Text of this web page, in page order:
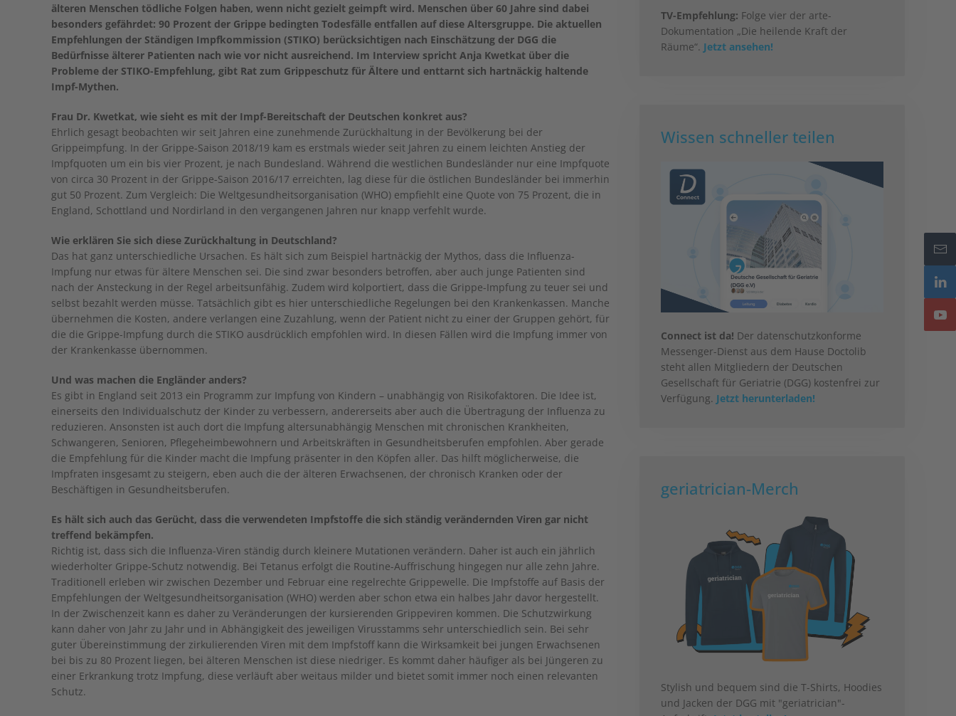
älteren Menschen tödliche Folgen haben, wenn nicht gezielt geimpft wird. Menschen über 60 Jahre sind dabei
besonders gefährdet: 90 Prozent der Grippe bedingten Todesfälle entfallen auf diese Altersgruppe. Die aktuellen
Empfehlungen der Ständigen Impfkommission (STIKO) berücksichtigen nach Einschätzung der DGG die
Bedürfnisse älterer Patienten nach wie vor nicht ausreichend. Im Interview spricht Anja Kwetkat über die
Probleme der STIKO-Empfehlung, gibt Rat zum Grippeschutz für Ältere und enttarnt sich hartnäckig haltende
Impf-Mythen.
Frau Dr. Kwetkat, wie sieht es mit der Impf-Bereitschaft der Deutschen konkret aus?
Ehrlich gesagt beobachten wir seit Jahren eine zunehmende Zurückhaltung in der Bevölkerung bei der
Grippeimpfung. In der Grippe-Saison 2018/19 kam es erstmals wieder seit Jahren zu einem leichten Anstieg der
Impfquoten um ein bis vier Prozent, je nach Bundesland. Während die westlichen Bundesländer nur eine Impfquote
von circa 30 Prozent in der Grippe-Saison 2016/17 erreichten, lag diese für die östlichen Bundesländer bei immerhin
gut 50 Prozent. Zum Vergleich: Die Weltgesundheitsorganisation (WHO) empfiehlt eine Quote von 75 Prozent, die in
England, Schottland und Nordirland in den vergangenen Jahren nur knapp verfehlt wurde.
Wie erklären Sie sich diese Zurückhaltung in Deutschland?
Das hat ganz unterschiedliche Ursachen. Es hält sich zum Beispiel hartnäckig der Mythos, dass die Influenza-
Impfung nur etwas für ältere Menschen sei. Die sind zwar besonders betroffen, aber auch junge Patienten sind
nach der Ansteckung in der Regel arbeitsunfähig. Zudem wird kolportiert, dass die Grippe-Impfung zu teuer sei und
selbst bezahlt werden müsse. Tatsächlich gibt es hier unterschiedliche Regelungen bei den Krankenkassen. Manche
übernehmen die Kosten, andere verlangen eine Zuzahlung, wenn der Patient nicht zu einer der Gruppen gehört, für
die die Grippe-Impfung durch die STIKO ausdrücklich empfohlen wird. In diesen Fällen wird die Impfung immer von
der Krankenkasse übernommen.
Und was machen die Engländer anders?
Es gibt in England seit 2013 ein Programm zur Impfung von Kindern – unabhängig von Risikofaktoren. Die Idee ist,
einerseits den Individualschutz der Kinder zu verbessern, andererseits aber auch die Übertragung der Influenza zu
reduzieren. Ansonsten ist auch dort die Impfung altersunabhängig Menschen mit chronischen Krankheiten,
Schwangeren, Senioren, Pflegeheimbewohnern und Arbeitskräften in Gesundheitsberufen empfohlen. Aber gerade
die Empfehlung für die Kinder macht die Impfung präsenter in den Köpfen aller. Das hilft möglicherweise, die
Impfraten insgesamt zu steigern, eben auch die der älteren Erwachsenen, der chronisch Kranken oder der
Beschäftigen in Gesundheitsberufen.
Es hält sich auch das Gerücht, dass die verwendeten Impfstoffe die sich ständig verändernden Viren gar nicht
treffend bekämpfen.
Richtig ist, dass sich die Influenza-Viren ständig durch kleinere Mutationen verändern. Daher ist auch ein jährlich
wiederholter Grippe-Schutz notwendig. Bei Tetanus erfolgt die Routine-Auffrischung hingegen nur alle zehn Jahre.
Traditionell erleben wir zwischen Dezember und Februar eine regelrechte Grippewelle. Die Impfstoffe auf Basis der
Empfehlungen der Weltgesundheitsorganisation (WHO) werden aber schon etwa ein halbes Jahr davor hergestellt.
In der Zwischenzeit kann es daher zu Veränderungen der kursierenden Grippeviren kommen. Die Schutzwirkung
kann daher von Jahr zu Jahr und in Abhängigkeit des jeweiligen Virusstamms sehr unterschiedlich sein. Bei sehr
guter Übereinstimmung der zirkulierenden Viren mit dem Impfstoff kann die Wirksamkeit bei jungen Erwachsenen
bei bis zu 80 Prozent liegen, bei älteren Menschen ist diese niedriger. Es kommt daher häufiger als bei Jüngeren zu
einer Erkrankung trotz Impfung, diese verläuft aber weitaus milder und bietet somit immer noch einen relevanten
Schutz.
TV-Empfehlung: Folge vier der arte-
Dokumentation „Die heilende Kraft der
Räume“. Jetzt ansehen!
Wissen schneller teilen
Connect ist da! Der datenschutzkonforme
Messenger-Dienst aus dem Hause Doctolib
steht allen Mitgliedern der Deutschen
Gesellschaft für Geriatrie (DGG) kostenfrei zur
Verfügung. Jetzt herunterladen!
geriatrician-Merch
Stylish und bequem sind die T-Shirts, Hoodies
und Jacken der DGG mit "geriatrician"-